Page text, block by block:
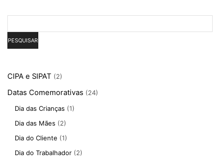
PESQUISAR
CIPA e SIPAT (2)
Datas Comemorativas (24)
Dia das Crianças (1)
Dia das Mães (2)
Dia do Cliente (1)
Dia do Trabalhador (2)